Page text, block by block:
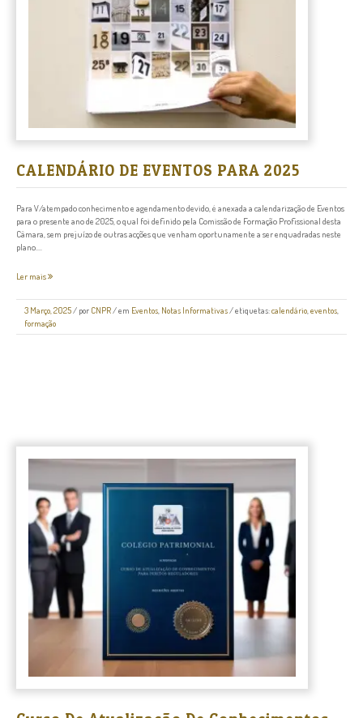
CALENDÁRIO DE EVENTOS PARA 2025
Para V/atempado conhecimento e agendamento devido, é anexada a calendarização de Eventos
para o presente ano de 2025, o qual foi definido pela Comissão de Formação Profissional desta
Câmara, sem prejuízo de outras acções que venham oportunamente a ser enquadradas neste
plano....
Ler mais
3 Março, 2025/ por CNPR/ em Eventos, Notas Informativas/ etiquetas:calendário,eventos,
formação